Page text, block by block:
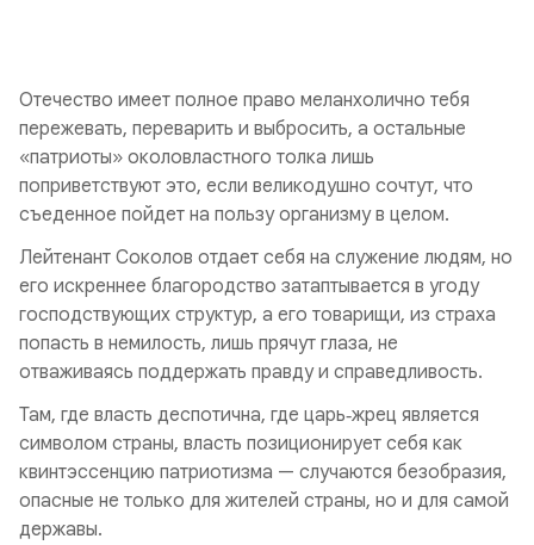
Отечество имеет полное право меланхолично тебя
пережевать, переварить и выбросить, а остальные
«патриоты» околовластного толка лишь
поприветствуют это, если великодушно сочтут, что
съеденное пойдет на пользу организму в целом.
Лейтенант Соколов отдает себя на служение людям, но
его искреннее благородство затаптывается в угоду
господствующих структур, а его товарищи, из страха
попасть в немилость, лишь прячут глаза, не
отваживаясь поддержать правду и справедливость.
Там, где власть деспотична, где царь‑жрец является
символом страны, власть позиционирует себя как
квинтэссенцию патриотизма — случаются безобразия,
опасные не только для жителей страны, но и для самой
державы.